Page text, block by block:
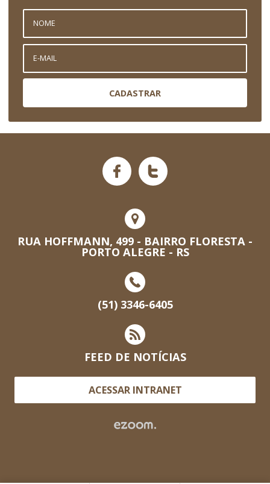
CADASTRAR
RUA HOFFMANN, 499 - BAIRRO FLORESTA -
PORTO ALEGRE - RS
(51) 3346-6405
FEED DE NOTÍCIAS
ACESSAR INTRANET